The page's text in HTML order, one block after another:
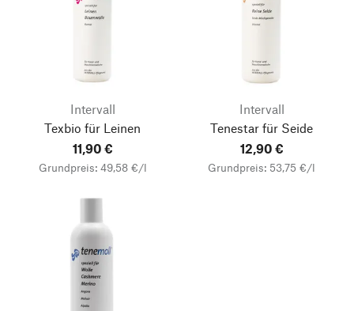
Intervall
Texbio für Leinen
11,90 €
Grundpreis: 49,58 €/l
Intervall
Tenestar für Seide
12,90 €
Grundpreis: 53,75 €/l